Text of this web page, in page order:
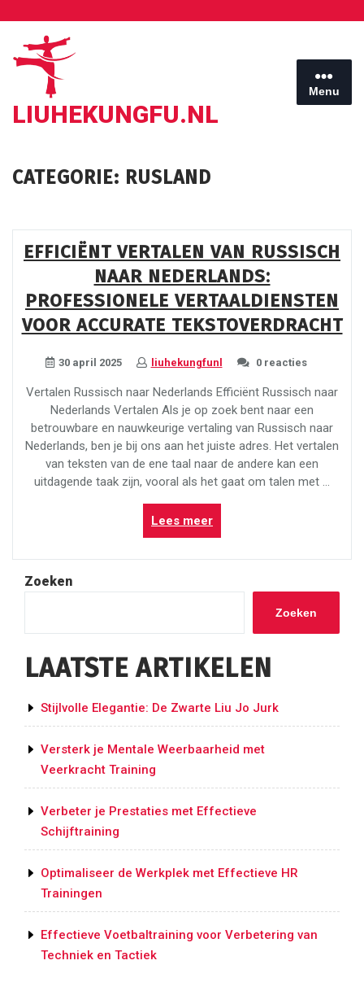
inhoud
LIUHEKUNGFU.NL
Menu
CATEGORIE: RUSLAND
EFFICIËNT VERTALEN VAN RUSSISCH
NAAR NEDERLANDS:
PROFESSIONELE VERTAALDIENSTEN
VOOR ACCURATE TEKSTOVERDRACHT
30 april 2025 liuhekungfunl 0 reacties
Vertalen Russisch naar Nederlands Efficiënt Russisch naar
Nederlands Vertalen Als je op zoek bent naar een
betrouwbare en nauwkeurige vertaling van Russisch naar
Nederlands, ben je bij ons aan het juiste adres. Het vertalen
van teksten van de ene taal naar de andere kan een
uitdagende taak zijn, vooral als het gaat om talen met …
Lees meer“Efficiënt
Vertalen
van
naar
Nederlands:
voor
Accurate
Zoeken
Zoeken
LAATSTE ARTIKELEN
Stijlvolle Elegantie: De Zwarte Liu Jo Jurk
Versterk je Mentale Weerbaarheid met
Veerkracht Training
Verbeter je Prestaties met Effectieve
Schijftraining
Optimaliseer de Werkplek met Effectieve HR
Trainingen
Effectieve Voetbaltraining voor Verbetering van
Techniek en Tactiek